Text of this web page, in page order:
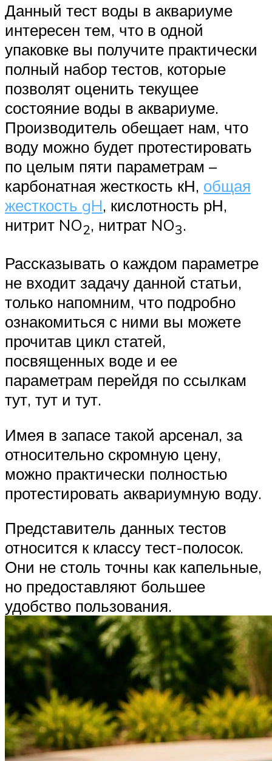
Данный тест воды в аквариуме
интересен тем, что в одной
упаковке вы получите практически
полный набор тестов, которые
позволят оценить текущее
состояние воды в аквариуме.
Производитель обещает нам, что
воду можно будет протестировать
по целым пяти параметрам –
карбонатная жесткость кН, общая
жесткость gH, кислотность рН,
нитрит NO2, нитрат NO3.
Рассказывать о каждом параметре
не входит задачу данной статьи,
только напомним, что подробно
ознакомиться с ними вы можете
прочитав цикл статей,
посвященных воде и ее
параметрам перейдя по ссылкам
тут, тут и тут.
Имея в запасе такой арсенал, за
относительно скромную цену,
можно практически полностью
протестировать аквариумную воду.
Представитель данных тестов
относится к классу тест-полосок.
Они не столь точны как капельные,
но предоставляют большее
удобство пользования.